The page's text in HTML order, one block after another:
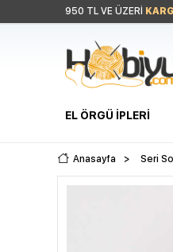
950 TL VE ÜZERİ
EL ÖRGÜ İPLERI
Anasayfa > Seri